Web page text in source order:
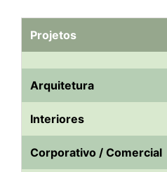
Projetos
Arquitetura
Interiores
Corporativo / Comercial